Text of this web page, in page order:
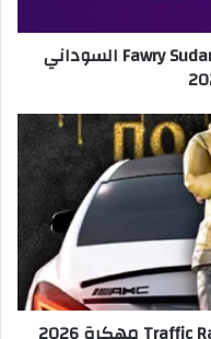
تحميل تطبيق فوري بنك فيصل Fawry Sudan السوداني